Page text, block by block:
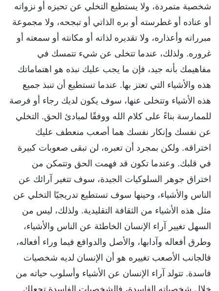
شخصية متمردة، ولا يستطيع التخلي عن تحيزه أو نزواته
أو عناده أو غطرسته أو بره الذاتي أو تبجحه، ولا مجموعة
مبرراته وأعذاره، ولا تقديره لذاته أو مكانته أو سمعته أو
غروره. ولذلك، عندما تتخلى عن شيء تتمسك في
مفاهيمك بأنه جيد، فإن ما يجب عليك نبذه هو اهتماماتك
هذه والأشياء التي تعتز بها. عندما تستطيع أن تنبذ جميع
هذه الأشياء وتتخلى عنها، سوف يكون لديك رجاء أو فرصة
للممارسة بناءً على كلام الله ووفقًا لمبادئ الحق. التخلي
عن نفسك وإنكار نفسك هما أصعب منعطف عليك
اختراقه. ولكن بمجرد أن تعبره، لن تبقى صعوبات كبيرة
في قلبك. وعندما تكون قد فهمت الحق وتتمكن من
اختراق جوهر السلوكيات الجيدة، سوف تتغير آرائك عن
الناس والأشياء، وحينها سوف تستطيع تدريجيًا التخلي عن
مثل هذه الأشياء من الثقافة التقليدية. ولذلك، ليس من
السهل تغيير آراء الإنسان الخاطئة عن الناس والأشياء،
وطرق أفعاله وآدابها، والأصل والدوافع فيما وراء أفعاله،
فالجانب الأصعب تغييره هو أن الإنسان لديه شخصيات
فاسدة. تتولد آراء الإنسان عن الأشياء وأسلوب حياته من
خلال شخصياته الفاسدة، فالشخصيات الفاسدة تجعلك